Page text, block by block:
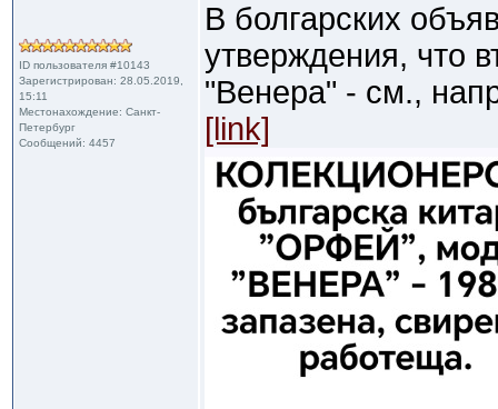
ID пользователя #10143
Зарегистрирован: 28.05.2019,
15:11
Местонахождение: Санкт-
Петербург
Сообщений: 4457
В болгарских
утверждения, что
"Венера" - см.,
[link]